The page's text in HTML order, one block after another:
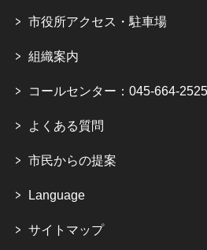
市役所アクセス・駐車場
組織案内
コールセンター：045-664-2525
よくある質問
市民からの提案
Language
サイトマップ